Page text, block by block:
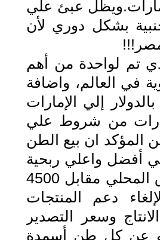
عبئ علي
بشكل دوري لأن
مصر!!!
تم لواحدة من أهم
في العالم، واضافة
إلي الإمارات
من شروط علي
المؤكد ان بيع الطن
أفضل واعلي ربحية
للشريك الإماراتي من بيعه في السوق المحلي مقابل 4500
دعم المنتجات
وسعر التصدير
12.5 ألف جنيه عن كل طن أسمدة